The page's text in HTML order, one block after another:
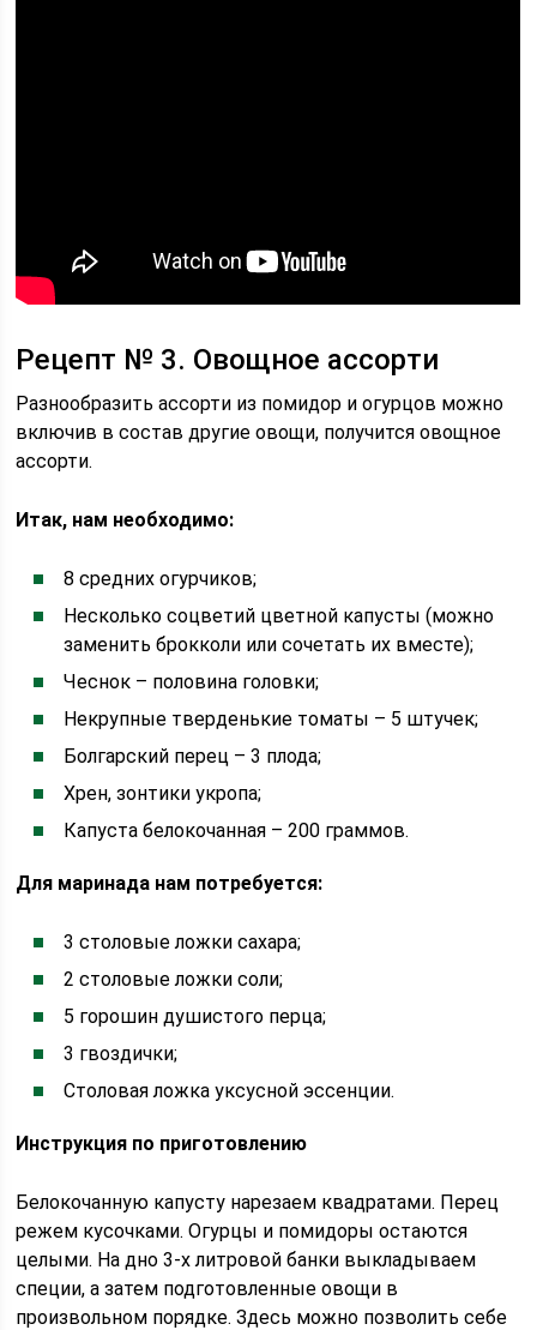
Рецепт № 3. Овощное ассорти
Разнообразить ассорти из помидор и огурцов можно
включив в состав другие овощи, получится овощное
ассорти.
Итак, нам необходимо:
8 средних огурчиков;
Несколько соцветий цветной капусты (можно
заменить брокколи или сочетать их вместе);
Чеснок – половина головки;
Некрупные тверденькие томаты – 5 штучек;
Болгарский перец – 3 плода;
Хрен, зонтики укропа;
Капуста белокочанная – 200 граммов.
Для маринада нам потребуется:
3 столовые ложки сахара;
2 столовые ложки соли;
5 горошин душистого перца;
3 гвоздички;
Столовая ложка уксусной эссенции.
Инструкция по приготовлению
Белокочанную капусту нарезаем квадратами. Перец
режем кусочками. Огурцы и помидоры остаются
целыми. На дно 3-х литровой банки выкладываем
специи, а затем подготовленные овощи в
произвольном порядке. Здесь можно позволить себе